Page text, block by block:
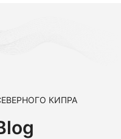
КИПРА